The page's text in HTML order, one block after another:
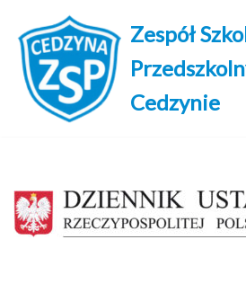
Przejdź
do
treści
Zespół
Cedzynie